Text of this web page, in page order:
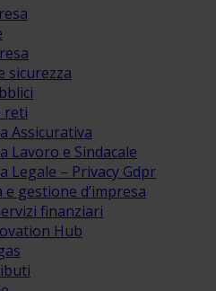
sicurezza
reti
Assicurativa
Lavoro e Sindacale
Legale – Privacy Gdpr
gestione d’impresa
finanziari
Hub